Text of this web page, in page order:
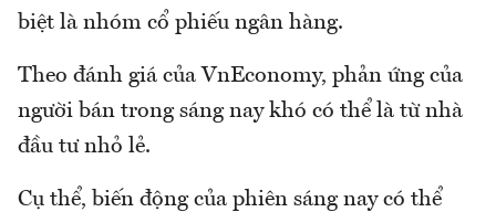
biệt là nhóm cổ phiếu ngân hàng.
Theo đánh giá của VnEconomy, phản ứng của
người bán trong sáng nay khó có thể là từ nhà
đầu tư nhỏ lẻ.
Cụ thể, biến động của phiên sáng nay có thể